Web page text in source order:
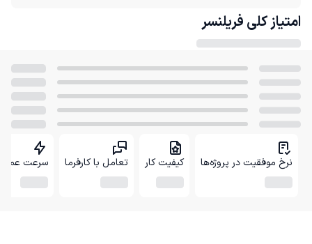
امتیاز کلی فریلنسر
نرخ موفقیت در پروژه‌ها کیفیت کار تعامل با کارفرما سرعت عمل